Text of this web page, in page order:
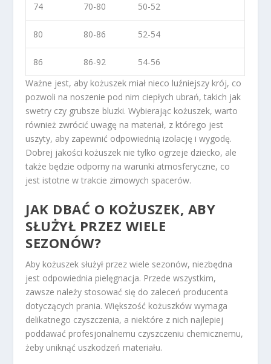
74 70-80 50-52
80 80-86 52-54
86 86-92
54-56
Ważne jest, aby kożuszek miał nieco luźniejszy krój, co
pozwoli na noszenie pod nim ciepłych ubrań, takich jak
swetry czy grubsze bluzki. Wybierając kożuszek, warto
również zwrócić uwagę na materiał, z którego jest
uszyty, aby zapewnić odpowiednią izolację i wygodę.
Dobrej jakości kożuszek nie tylko ogrzeje dziecko, ale
także będzie odporny na warunki atmosferyczne, co
jest istotne w trakcie zimowych spacerów.
JAK DBAĆ O KOŻUSZEK, ABY
SŁUŻYŁ PRZEZ WIELE
SEZONÓW?
Aby kożuszek służył przez wiele sezonów, niezbędna
jest odpowiednia pielęgnacja. Przede wszystkim,
zawsze należy stosować się do zaleceń producenta
dotyczących prania. Większość kożuszków wymaga
delikatnego czyszczenia, a niektóre z nich najlepiej
poddawać profesjonalnemu czyszczeniu chemicznemu,
żeby uniknąć uszkodzeń materiału.